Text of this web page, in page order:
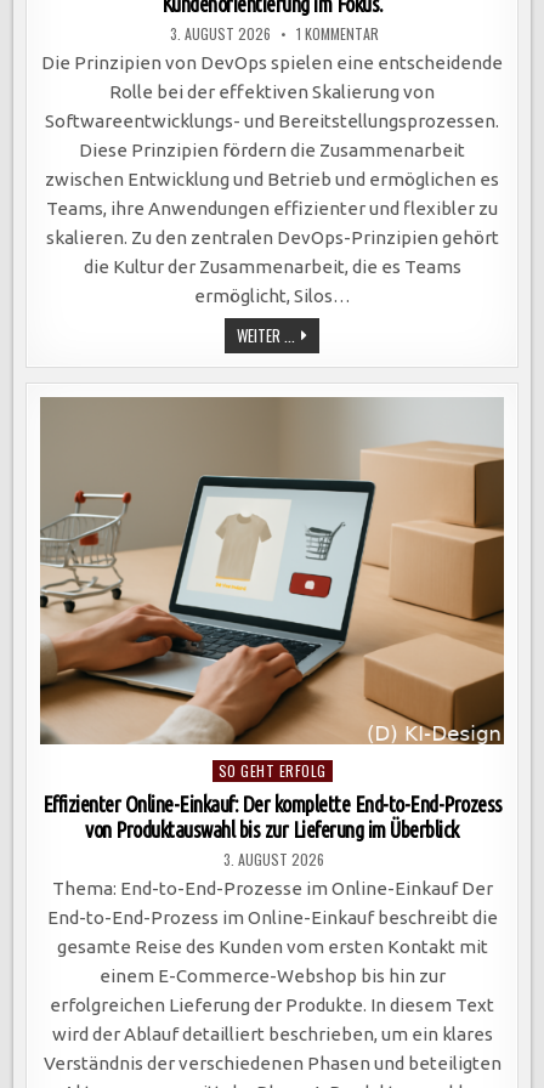
3. AUGUST 2026 1 KOMMENTARZU
DEVOPS-
PRINZIPIEN
OPTIMIEREN
SOFTWAREENTWICKLUNG:
KOLLABORATION,
AUTOMATISIERUNG,
AGILE
METHODEN
UND
KUNDENORIENTIERUNG
IM
FOKUS.
Die Prinzipien von DevOps spielen eine entscheidende
Rolle bei der effektiven Skalierung von
Softwareentwicklungs- und Bereitstellungsprozessen.
Diese Prinzipien fördern die Zusammenarbeit
zwischen Entwicklung und Betrieb und ermöglichen es
Teams, ihre Anwendungen effizienter und flexibler zu
skalieren. Zu den zentralen DevOps-Prinzipien gehört
die Kultur der Zusammenarbeit, die es Teams
ermöglicht, Silos…
WEITER ... DEVOPS-
PRINZIPIEN
OPTIMIEREN
SOFTWAREENTWICKLUNG:
KOLLABORATION,
KUNDENORIENTIERUNG
IM
Posted
in
SO GEHT ERFOLG
Effizienter Online-Einkauf: Der komplette End-to-End-Prozess
von Produktauswahl bis zur Lieferung im Überblick
3. AUGUST 2026
Thema: End-to-End-Prozesse im Online-Einkauf Der
End-to-End-Prozess im Online-Einkauf beschreibt die
gesamte Reise des Kunden vom ersten Kontakt mit
einem E-Commerce-Webshop bis hin zur
erfolgreichen Lieferung der Produkte. In diesem Text
wird der Ablauf detailliert beschrieben, um ein klares
Verständnis der verschiedenen Phasen und beteiligten